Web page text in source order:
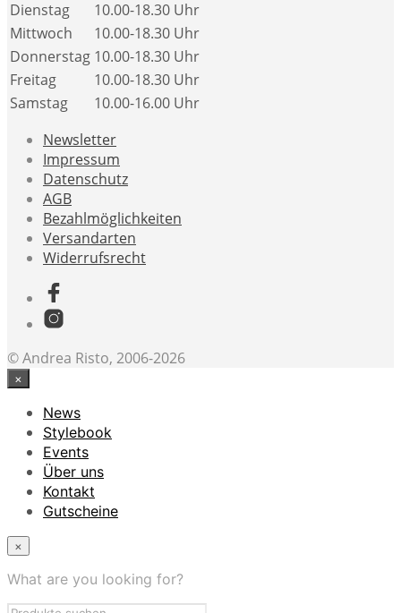
Dienstag
10.00-18.30 Uhr
Mittwoch
10.00-18.30 Uhr
Donnerstag 10.00-18.30 Uhr
Freitag
10.00-18.30 Uhr
Samstag
10.00-16.00 Uhr
Newsletter
Impressum
Datenschutz
AGB
Bezahlmöglichkeiten
Versandarten
Widerrufsrecht
© Andrea Risto, 2006-2026
×
News
Stylebook
Events
Über uns
Kontakt
Gutscheine
×
What are you looking for?